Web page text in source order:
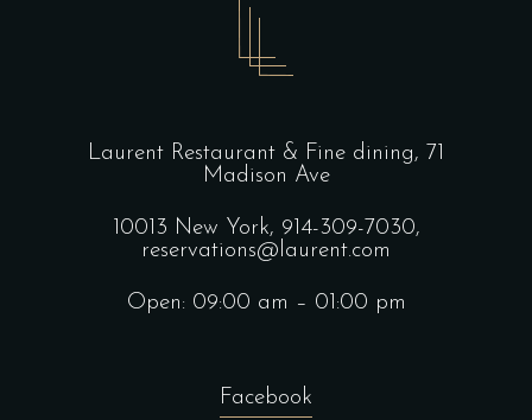
Laurent Restaurant & Fine dining, 71
Madison Ave
10013 New York, 914-309-7030,
reservations@laurent.com
Open: 09:00 am – 01:00 pm
Facebook